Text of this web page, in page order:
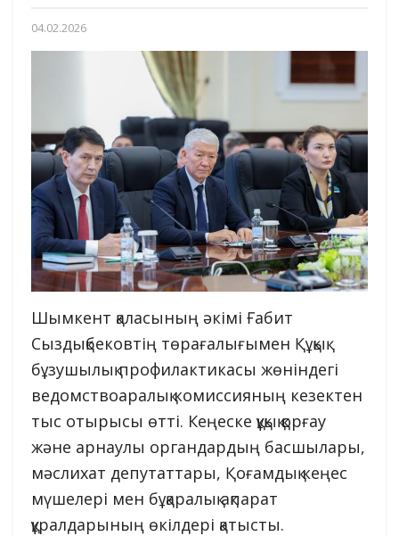
04.02.2026
Шымкент қаласының әкімі Ғабит
Сыздықбековтің төрағалығымен Құқық
бұзушылық профилактикасы жөніндегі
ведомствоаралық комиссияның кезектен
тыс отырысы өтті. Кеңеске құқық қорғау
және арнаулы органдардың басшылары,
мәслихат депутаттары, Қоғамдық кеңес
мүшелері мен бұқаралық ақпарат
құралдарының өкілдері қатысты.